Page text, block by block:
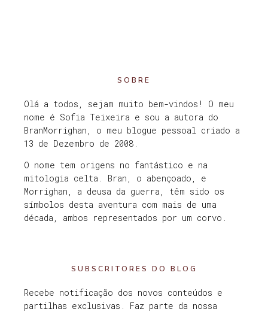
SOBRE
Olá a todos, sejam muito bem-vindos! O meu
nome é Sofia Teixeira e sou a autora do
BranMorrighan, o meu blogue pessoal criado a
13 de Dezembro de 2008.
O nome tem origens no fantástico e na
mitologia celta. Bran, o abençoado, e
Morrighan, a deusa da guerra, têm sido os
símbolos desta aventura com mais de uma
década, ambos representados por um corvo.
SUBSCRITORES DO BLOG
Recebe notificação dos novos conteúdos e
partilhas exclusivas. Faz parte da nossa